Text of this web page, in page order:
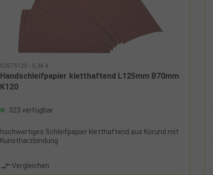
52675120 - 0,36 €
Handschleifpapier kletthaftend L125mm B70mm
K120
323 verfügbar
hochwertiges Schleifpapier kletthaftend aus Korund mit
Kunstharzbindung
Vergleichen